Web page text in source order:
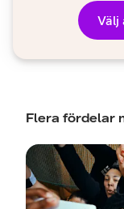
Välj
Flera fördelar